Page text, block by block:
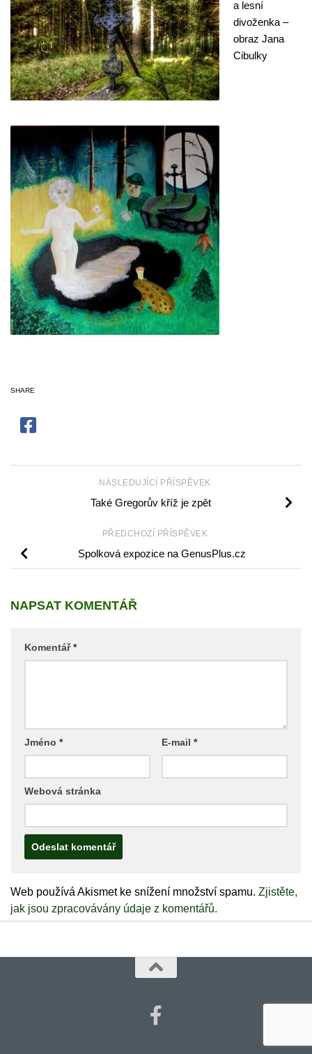
a lesní
divoženka –
obraz Jana
Cibulky
SHARE
NÁSLEDUJÍCÍ PŘÍSPĚVEK
Také Gregorův kříž je zpět
PŘEDCHOZÍ PŘÍSPĚVEK
Spolková expozice na GenusPlus.cz
NAPSAT KOMENTÁŘ
Komentář*
Jméno * E-mail *
Webová stránka
Web používá Akismet ke snížení množství spamu. Zjistěte,
jak jsou zpracovávány údaje z komentářů.